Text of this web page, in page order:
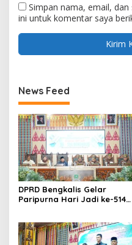
Simpan nama, email,
ini untuk komentar saya
News Feed
DPRD Bengkalis Gelar
Paripurna Hari Jadi ke-514
Negeri Junjungan.